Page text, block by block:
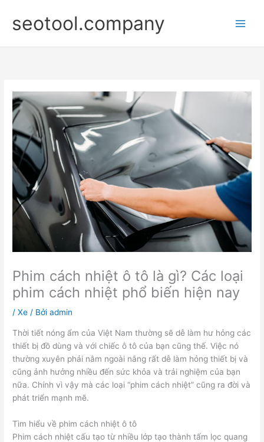
dung
seotool.company
Phim cách nhiệt ô tô là gì? Các loại
phim cách nhiệt phổ biến hiện nay
/Xe / Bởiadmin
Thời tiết nóng ẩm của Việt Nam thường sẽ dễ làm hư hỏng các
thiết bị đồ dùng và với chiếc ô tô của bạn cũng thế. Việc nó
thường xuyên phải nằm ngoài nắng rất dễ làm hỏng thiết bị và
cũng ảnh hưởng nhiều đến sức khỏa và trải nghiệm của bạn
nữa. Chính vì vậy mà các loại “phim cách nhiệt” cũng ra đời và
phát triển mạnh mẽ.
Tìm hiểu về phim cách nhiệt ô tô
Phim cách nhiệt cấu tạo từ nhiều lớp tạo thành tấm lọc quang